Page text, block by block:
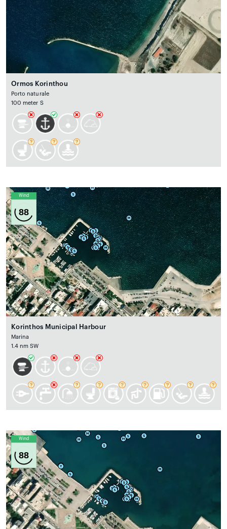
Ormos Korinthou
Porto naturale
100 meter S
Wind
88
Korinthos Municipal Harbour
Marina
1.4 nm SW
Wind
88